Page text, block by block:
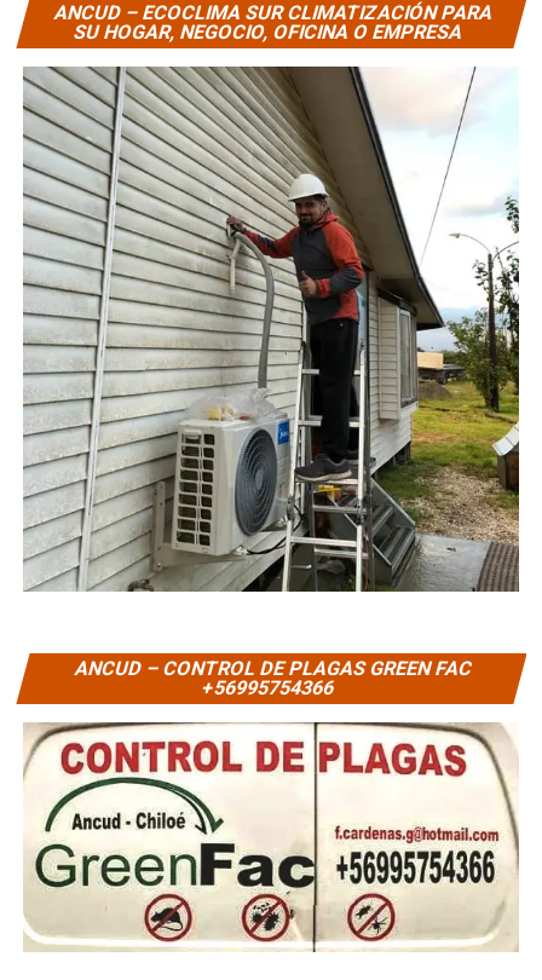
ANCUD – ECOCLIMA SUR CLIMATIZACIÓN PARA
SU HOGAR, NEGOCIO, OFICINA O EMPRESA
ANCUD – CONTROL DE PLAGAS GREEN FAC
+56995754366